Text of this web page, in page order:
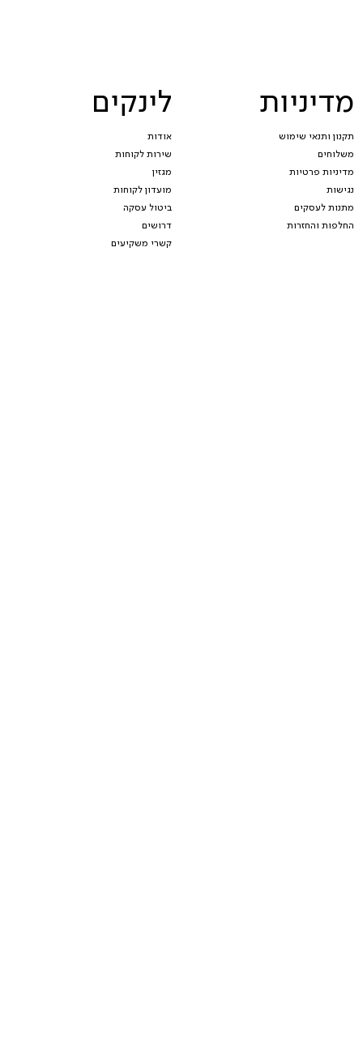
מדיניות
תקנון ותנאי שימוש
משלוחים
מדיניות פרטיות
נגישות
מתנות לעסקים
החלפות והחזרות
לינקים
אודות
שירות לקוחות
מגזין
מועדון לקוחות
ביטול עסקה
דרושים
קשרי משקיעים